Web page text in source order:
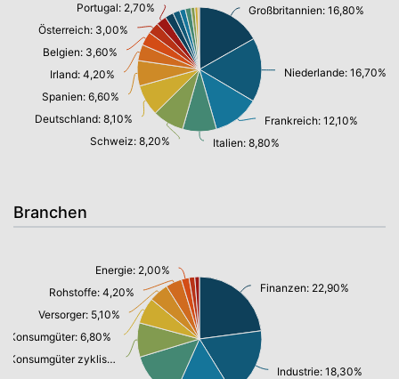
Großbritannien: 16,80%
Niederlande: 16,70%
Frankreich: 12,10%
Italien: 8,80%
Schweiz: 8,20%
Deutschland: 8,10%
Spanien: 6,60%
Irland: 4,20%
Belgien: 3,60%
Österreich: 3,00%
Portugal: 2,70%
Branchen
Finanzen: 22,90%
Industrie: 18,30%
Konsumgüter zyklisch: 8,90%
Konsumgüter: 6,80%
Versorger: 5,10%
Rohstoffe: 4,20%
Energie: 2,00%